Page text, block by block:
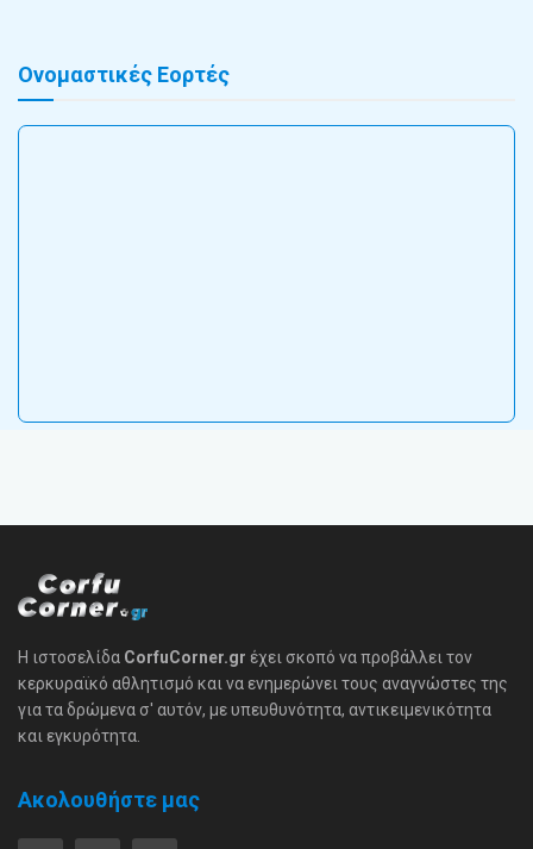
Ονομαστικές Εορτές
Η ιστοσελίδα CorfuCorner.gr έχει σκοπό να προβάλλει τον
κερκυραϊκό αθλητισμό και να ενημερώνει τους αναγνώστες της
για τα δρώμενα σ' αυτόν, με υπευθυνότητα, αντικειμενικότητα
και εγκυρότητα.
Ακολουθήστε μας